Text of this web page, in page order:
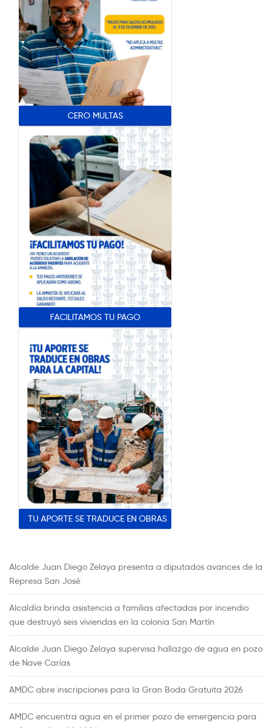
CERO MULTAS
FACILITAMOS TU PAGO
TU APORTE SE TRADUCE EN OBRAS
Alcalde Juan Diego Zelaya presenta a diputados avances de la
Represa San José
Alcaldía brinda asistencia a familias afectadas por incendio
que destruyó seis viviendas en la colonia San Martín
Alcalde Juan Diego Zelaya supervisa hallazgo de agua en pozo
de Nave Carías
AMDC abre inscripciones para la Gran Boda Gratuita 2026
AMDC encuentra agua en el primer pozo de emergencia para